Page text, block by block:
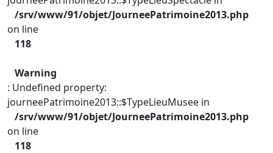
/srv/www/91/objet/JourneePatrimoine2013.php
on line
118
Warning
: Undefined property:
journeePatrimoine2013::$TypeLieuMusee in
/srv/www/91/objet/JourneePatrimoine2013.php
on line
118